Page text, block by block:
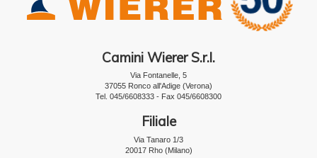
Camini Wierer S.r.l.
Via Fontanelle, 5
37055 Ronco all'Adige (Verona)
Tel. 045/6608333 - Fax 045/6608300
Filiale
Via Tanaro 1/3
20017 Rho (Milano)